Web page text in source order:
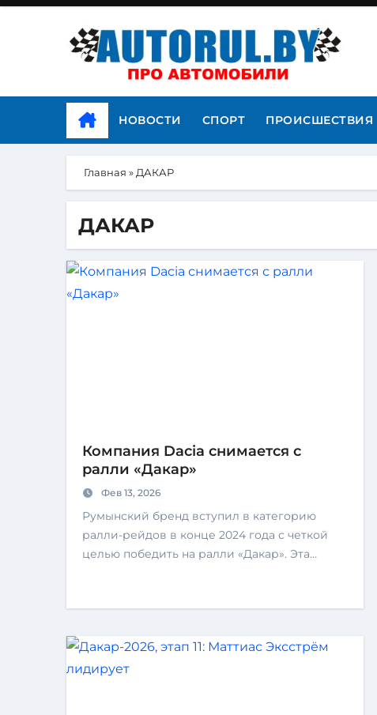
НОВОСТИ СПОРТ ПРОИСШЕСТВИЯ
Главная » ДАКАР
ДАКАР
Компания Dacia снимается с
ралли «Дакар»
Фев 13, 2026
Румынский бренд вступил в категорию
ралли-рейдов в конце 2024 года с четкой
целью победить на ралли «Дакар». Эта…